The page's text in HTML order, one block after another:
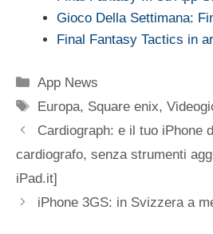
Gioco Della Settimana:
Final Fantasy Tactics in
Categorie
App News
Tag
Europa, Square enix,
Cardiograph: e il tuo iPhone
cardiografo, senza strumenti
iPad.it]
iPhone 3GS: in Svizzera a